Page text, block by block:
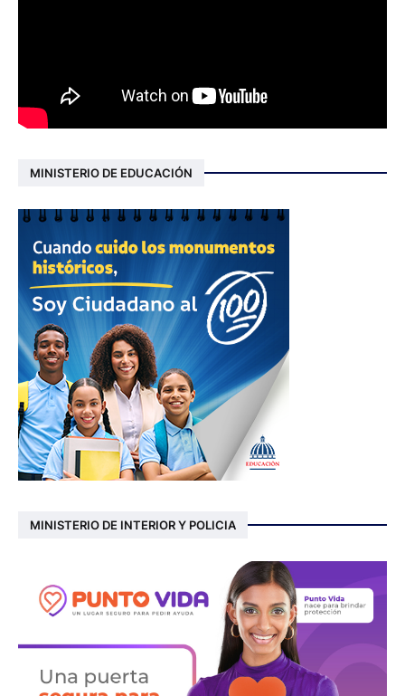
MINISTERIO DE EDUCACIÓN
MINISTERIO DE INTERIOR Y POLICIA